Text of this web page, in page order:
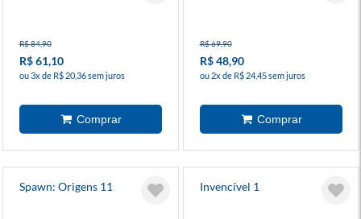
R$ 84,90
R$ 61,10
ou 3x de R$ 20,36 sem juros
R$ 69,90
R$ 48,90
ou 2x de R$ 24,45 sem juros
Spawn: Origens 11 Invencível 1